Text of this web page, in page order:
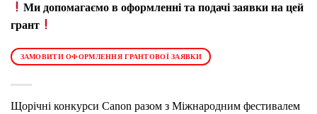
Ми допомагаємо в оформленні та подачі заявки на цей
грант
ЗАМОВИТИ ОФОРМЛЕННЯ ГРАНТОВОЇ ЗАЯВКИ
Щорічні конкурси Canon разом з Міжнародним фестивалем